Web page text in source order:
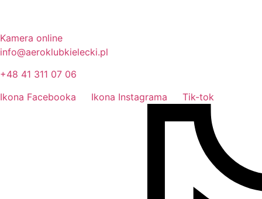
Kamera online
info@aeroklubkielecki.pl
+48 41 311 07 06
Ikona Facebooka
Ikona Instagrama Tik-tok